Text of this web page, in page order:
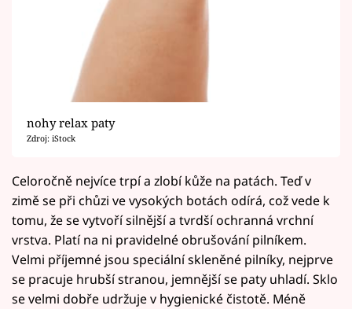
nohy relax paty
Zdroj: iStock
Celoročně nejvíce trpí a zlobí kůže na patách. Teď v
zimě se při chůzi ve vysokých botách odírá, což vede k
tomu, že se vytvoří silnější a tvrdší ochranná vrchní
vrstva. Platí na ni pravidelné obrušování pilníkem.
Velmi příjemné jsou speciální skleněné pilníky, nejprve
se pracuje hrubší stranou, jemnější se paty uhladí. Sklo
se velmi dobře udržuje v hygienické čistotě. Méně